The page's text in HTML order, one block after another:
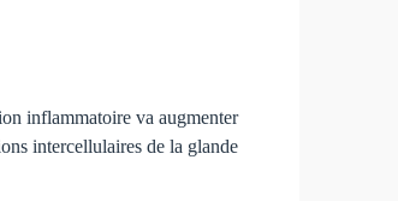
inflammatoire va augmenter
intercellulaires de la glande